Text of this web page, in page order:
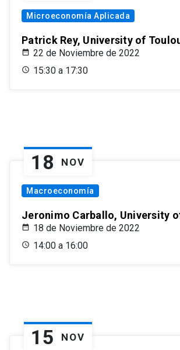
Microeconomía Aplicada
Patrick Rey, University of
22 de Noviembre de 2022
15:30 a 17:30
18 NOV
Macroeconomía
Jeronimo Carballo, University
18 de Noviembre de 2022
14:00 a 16:00
15 NOV